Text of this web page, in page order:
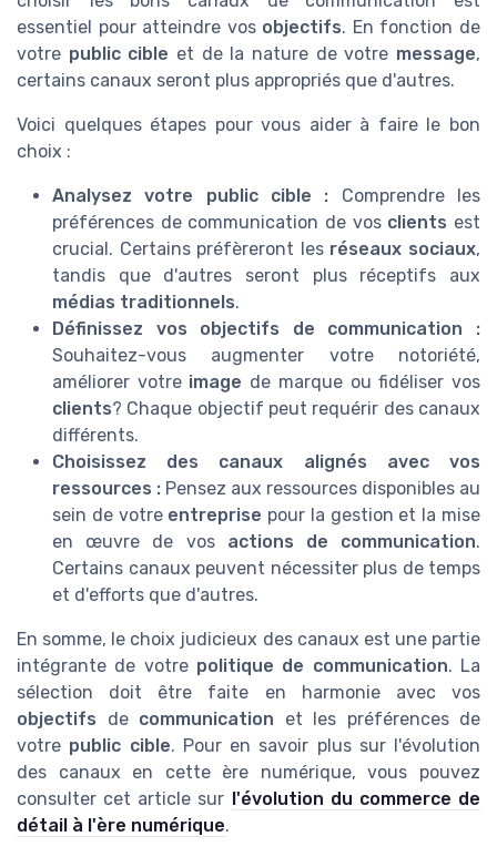
essentiel pour atteindre vos objectifs. En fonction de
votre public cible et de la nature de votre message,
certains canaux seront plus appropriés que d'autres.
Voici quelques étapes pour vous aider à faire le bon
choix :
Analysez votre public cible : Comprendre les
préférences de communication de vos clients est
crucial. Certains préfèreront les réseaux sociaux,
tandis que d'autres seront plus réceptifs aux
médias traditionnels.
Définissez vos objectifs de communication :
Souhaitez-vous augmenter votre notoriété,
améliorer votre image de marque ou fidéliser vos
clients? Chaque objectif peut requérir des canaux
différents.
Choisissez des canaux alignés avec vos
ressources : Pensez aux ressources disponibles au
sein de votre entreprise pour la gestion et la mise
en œuvre de vos actions de communication.
Certains canaux peuvent nécessiter plus de temps
et d'efforts que d'autres.
En somme, le choix judicieux des canaux est une partie
intégrante de votre politique de communication. La
sélection doit être faite en harmonie avec vos
objectifs de communication et les préférences de
votre public cible. Pour en savoir plus sur l'évolution
des canaux en cette ère numérique, vous pouvez
consulter cet article sur l'évolution du commerce de
détail à l'ère numérique.